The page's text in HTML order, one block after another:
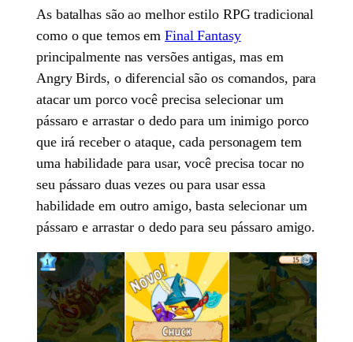
As batalhas são ao melhor estilo RPG tradicional
como o que temos emFinal Fantasy
principalmente nas versões antigas, mas em
Angry Birds, o diferencial são os comandos, para
atacar um porco você precisa selecionar um
pássaro e arrastar o dedo para um inimigo porco
que irá receber o ataque, cada personagem tem
uma habilidade para usar, você precisa tocar no
seu pássaro duas vezes ou para usar essa
habilidade em outro amigo, basta selecionar um
pássaro e arrastar o dedo para seu pássaro amigo.